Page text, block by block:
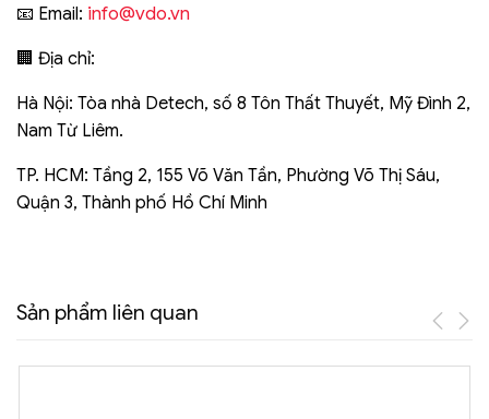
📧 Email: info@vdo.vn
🏢 Địa chỉ:
Hà Nội: Tòa nhà Detech, số 8 Tôn Thất Thuyết, Mỹ Đình 2,
Nam Từ Liêm.
TP. HCM: Tầng 2, 155 Võ Văn Tần, Phường Võ Thị Sáu,
Quận 3, Thành phố Hồ Chí Minh
Sản phẩm liên quan